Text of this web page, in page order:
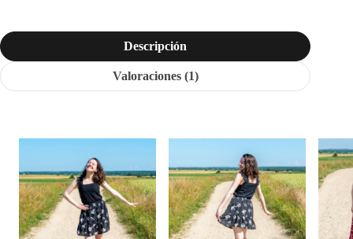
Descripción
Valoraciones (1)